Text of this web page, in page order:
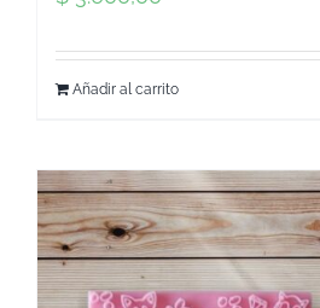
Añadir al carrito